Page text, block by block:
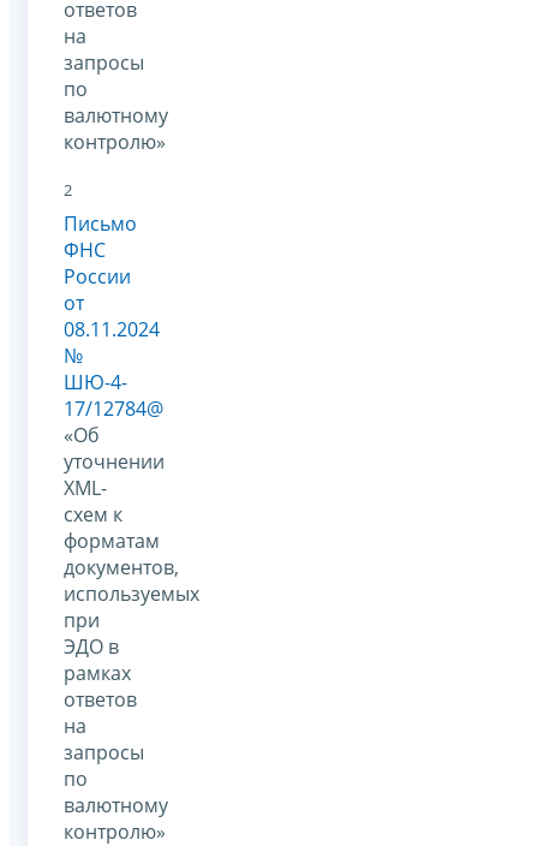
ответов
на
запросы
по
валютному
контролю»
2
Письмо
ФНС
России
от
08.11.2024
№
ШЮ-4-
17/12784@
«Об
уточнении
XML-
схем к
форматам
документов,
используемых
при
ЭДО в
рамках
ответов
на
запросы
по
валютному
контролю»